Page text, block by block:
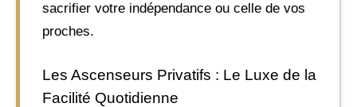
sacrifier votre indépendance ou celle de vos
proches.
Les Ascenseurs Privatifs : Le Luxe de la
Facilité Quotidienne